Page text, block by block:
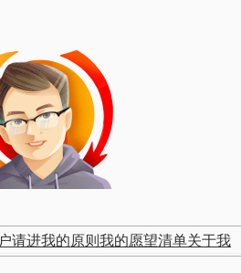
请进我的原则 我的愿望清单关于我